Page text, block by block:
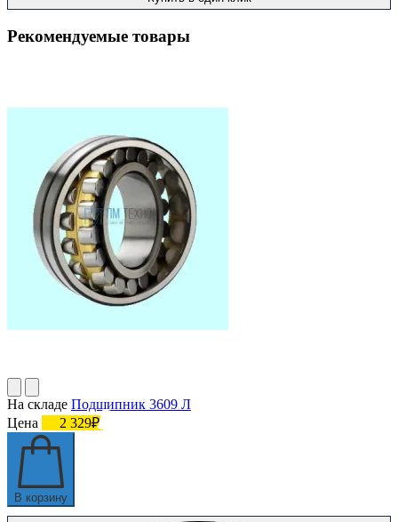
Рекомендуемые товары
На складе Подшипник 3609 Л
Цена
2 329₽
В корзину